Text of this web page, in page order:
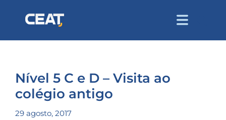
Nível 5 C e D – Visita ao
colégio antigo
29 agosto, 2017